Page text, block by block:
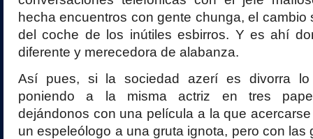
hecha encuentros con gente chunga, el cambio
del coche de los inútiles esbirros. Y es ahí
diferente y merecedora de alabanza.
Así pues, si la sociedad azerí es divorra
poniendo a la misma actriz en tres
dejándonos con una película a la que
un espeleólogo a una gruta ignota, pero con las